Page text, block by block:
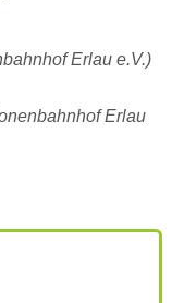
Erlau e.V.)
Erlau